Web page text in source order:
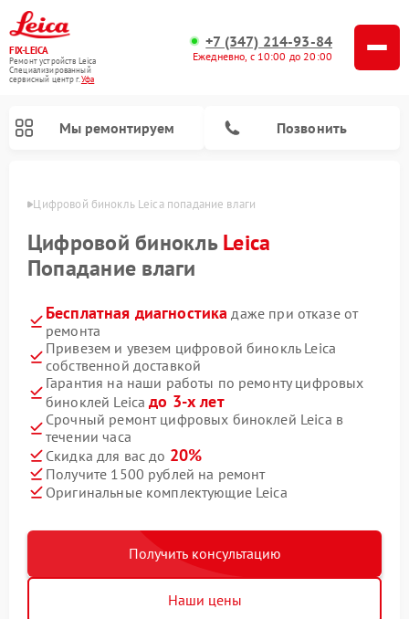
FIX-LEICA
Ремонт устройств Leica
Специализированный
cервисный центр г.Уфа
+7 (347) 214-93-84
Ежедневно, с 10:00 до 20:00
Мы ремонтируем Позвонить
Уфе Цифровой бинокль Leica попадание влаги
Цифровой бинокльLeica
Попадание влаги
Бесплатная диагностика даже при отказе от
ремонта
Привезем и увезем цифровой бинокль Leica
собственной доставкой
Гарантия на наши работы по ремонту цифровых
биноклей Leicaдо 3-х лет
Срочный ремонт цифровых биноклей Leica в
течении часа
Скидка для вас до 20%
Получите 1500 рублей на ремонт
Оригинальные комплектующие Leica
Получить консультацию
Наши цены